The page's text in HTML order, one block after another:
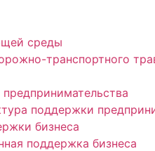
среды
транспортного
поддержки
бизнеса
поддержка бизнеса